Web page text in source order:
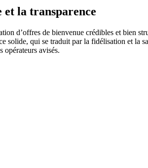
et la transparence
d’offres de bienvenue crédibles et bien
qui se traduit par la fidélisation et la
opérateurs avisés.